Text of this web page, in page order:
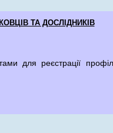
ТА ДОСЛІДНИКІВ
для реєстрації